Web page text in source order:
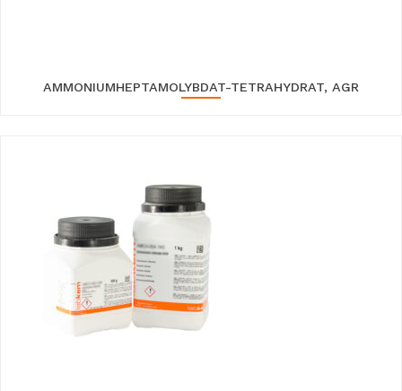
AMMONIUMHEPTAMOLYBDAT-TETRAHYDRAT, AGR